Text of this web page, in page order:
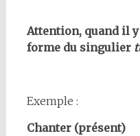
Attention, quand il y
forme du singulier
Exemple :
Chanter (présent)